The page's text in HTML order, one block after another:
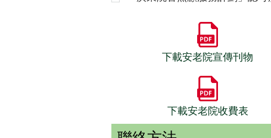
下載安老院宣傳刊物
下載安老院收費表